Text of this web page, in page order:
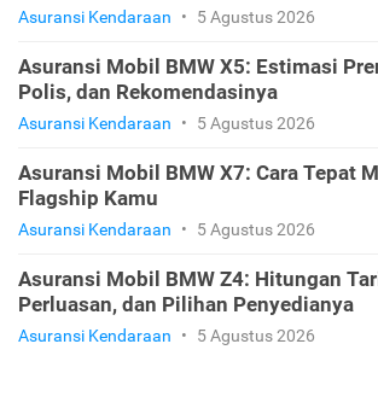
Asuransi Kendaraan • 5 Agustus 2026
Asuransi Mobil BMW X5: Estimasi
Polis, dan Rekomendasinya
Asuransi Kendaraan • 5 Agustus 2026
Asuransi Mobil BMW X7: Cara Tepat
Flagship Kamu
Asuransi Kendaraan • 5 Agustus 2026
Asuransi Mobil BMW Z4: Hitungan
Perluasan, dan Pilihan Penyedianya
Asuransi Kendaraan • 5 Agustus 2026